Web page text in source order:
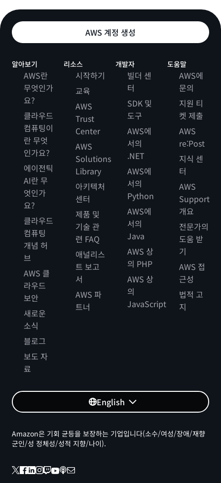
AWS 계정 생성
알아보기
AWS란
무엇인가
요?
클라우드
컴퓨팅이
란 무엇
인가요?
에이전틱
AI란 무
엇인가
요?
클라우드
컴퓨팅
개념 허
브
AWS 클
라우드
보안
새로운
소식
블로그
보도 자
료
리소스
시작하기
교육
AWS
Trust
Center
AWS
Solutions
Library
아키텍처
센터
제품 및
기술 관
련 FAQ
애널리스
트 보고
서
AWS 파
트너
개발자
빌더 센
터
SDK 및
도구
AWS에
서의
.NET
AWS에
서의
Python
AWS에
서의
Java
AWS 상
의 PHP
AWS 상
의
JavaScript
도움말
AWS에
문의
지원 티
켓 제출
AWS
re:Post
지식 센
터
AWS
Support
개요
전문가의
도움 받
기
AWS 접
근성
법적 고
지
English
Amazon은 기회 균등을 보장하는 기업입니다(소수/여성/장애/재향
군인/성 정체성/성적 지향/나이).